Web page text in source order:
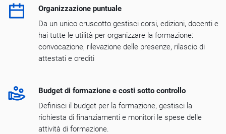
Organizzazione puntuale
Da un unico cruscotto gestisci corsi, edizioni, docenti e
hai tutte le utilità per organizzare la formazione:
convocazione, rilevazione delle presenze, rilascio di
attestati e crediti
Budget di formazione e costi sotto controllo
Definisci il budget per la formazione, gestisci la
richiesta di finanziamenti e monitori le spese delle
attività di formazione.